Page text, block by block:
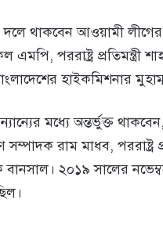
দলে থাকবেন আওয়ামী
পররাষ্ট্র প্রতিমন্ত্রী
হাইকমিশনার
মধ্যে অন্তর্ভুক্ত
রাম মাধব, পররাষ্ট্র
২০১৯ সালের